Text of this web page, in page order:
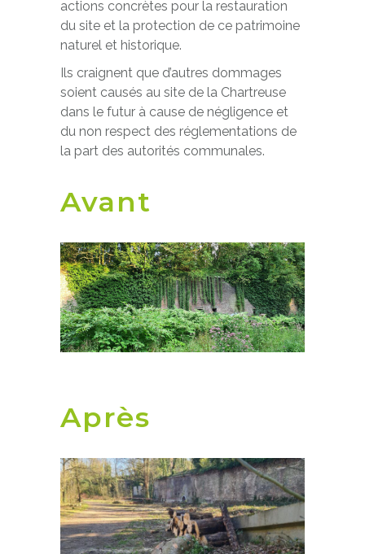
actions concrètes pour la restauration
du site et la protection de ce patrimoine
naturel et historique.
Ils craignent que d’autres dommages
soient causés au site de la Chartreuse
dans le futur à cause de négligence et
du non respect des réglementations de
la part des autorités communales.
Avant
Après